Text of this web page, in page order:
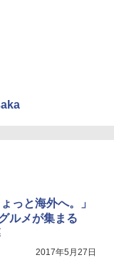
ック搭載 携帯収納袋
策 自治体・教育機
ト 透けない【換気
UVカット 防水 防災
(ブルー)
っと海外へ。」
ルメが集まる
2017年5月27日